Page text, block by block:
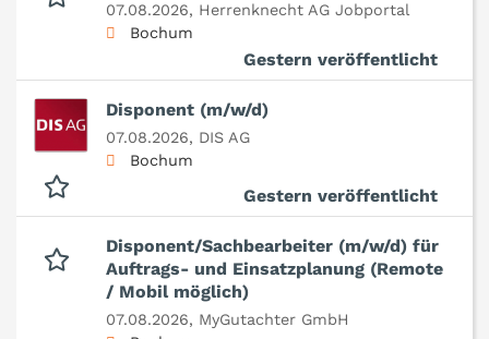
07.08.2026, Herrenknecht AG Jobportal
Bochum
Gestern veröffentlicht
Disponent (m/w/d)
07.08.2026, DIS AG
Bochum
Gestern veröffentlicht
Disponent/Sachbearbeiter (m/w/d) für
Auftrags- und Einsatzplanung (Remote
/ Mobil möglich)
07.08.2026, MyGutachter GmbH